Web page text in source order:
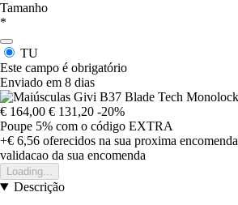
Tamanho
*
TU
Este campo é obrigatório
Enviado em 8 dias
€ 164,00 € 131,20 -20%
Poupe 5% com o código EXTRA
+€ 6,56 oferecidos na sua proxima encomenda
validacao da sua encomenda
Loading...
Descrição